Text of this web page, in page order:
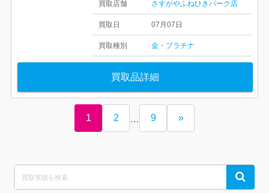
買取店舗 さすがやふねひきパーク店
買取日 07月07日
買取種別 金・プラチナ
買取品詳細
1 2 … 9 »
for:
Search